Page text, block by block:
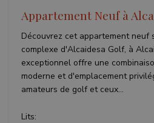
Appartement Neuf à
Découvrez cet appartement neuf
complexe d'Alcaidesa Golf, à
exceptionnel offre une
moderne et d'emplacement
amateurs de golf et ceux...
Lits: